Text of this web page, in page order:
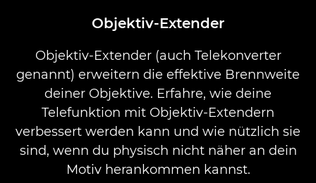
Infobank: Die Ressource für Informationen aus der Welt der Fotografie
Objektiv-Extender
Objektiv-Extender (auch Telekonverter
genannt) erweitern die effektive Brennweite
deiner Objektive. Erfahre, wie deine
Telefunktion mit Objektiv-Extendern
verbessert werden kann und wie nützlich sie
sind, wenn du physisch nicht näher an dein
Motiv herankommen kannst.